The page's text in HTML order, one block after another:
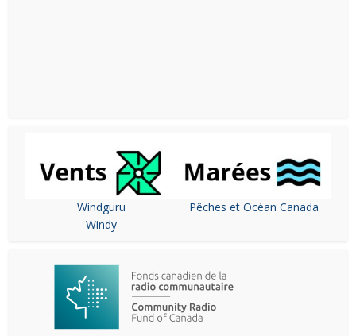
Windguru
Windy
Pêches et Océan Canada